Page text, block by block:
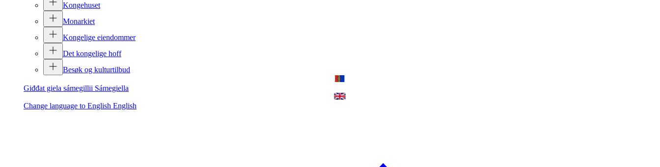
Kongehuset
Monarkiet
Kongelige eiendommer
Det kongelige hoff
Besøk og kulturtilbud
Giđđat giela sámegillii Sámegiella
Change language to English English